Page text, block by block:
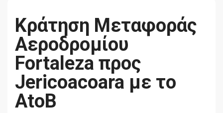
Κράτηση Μεταφοράς
Αεροδρομίου
Fortaleza προς
Jericoacoara με το
AtoB